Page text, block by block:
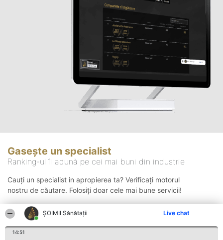
ŞOIMII Sănătații Live chat
14:51
Gasește un specialist
Ranking-ul îi adună pe cei mai buni din industrie
Cauți un specialist in apropierea ta? Verificați motorul
nostru de căutare. Folosiți doar cele mai bune servicii!